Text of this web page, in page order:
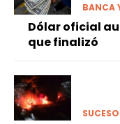
BANCA
Dólar oficial
que finalizó